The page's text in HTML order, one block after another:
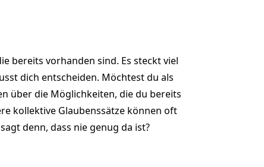
bereits vorhanden sind. Es steckt viel
dich entscheiden. Möchtest du als
über die Möglichkeiten, die du bereits
kollektive Glaubenssätze können oft
denn, dass nie genug da ist?